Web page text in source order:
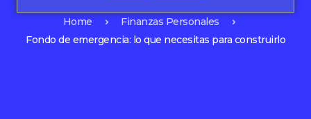
Home
Finanzas Personales
Fondo de emergencia: lo que necesitas para construirlo